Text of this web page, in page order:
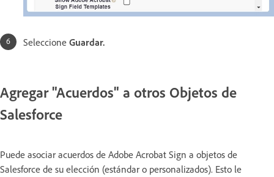
Seleccione Guardar.
Agregar "Acuerdos" a otros Objetos de
Salesforce
Puede asociar acuerdos de Adobe Acrobat Sign a objetos de
Salesforce de su elección (estándar o personalizados). Esto le